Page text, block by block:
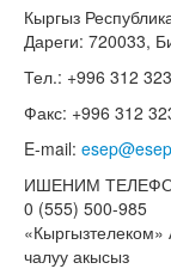
Кыргыз
Дареги: 720033,
Тел.: +996 312
Факс: +996 312
E-mail:
ИШЕНИМ
0 (555) 500-985
чалуу акысыз